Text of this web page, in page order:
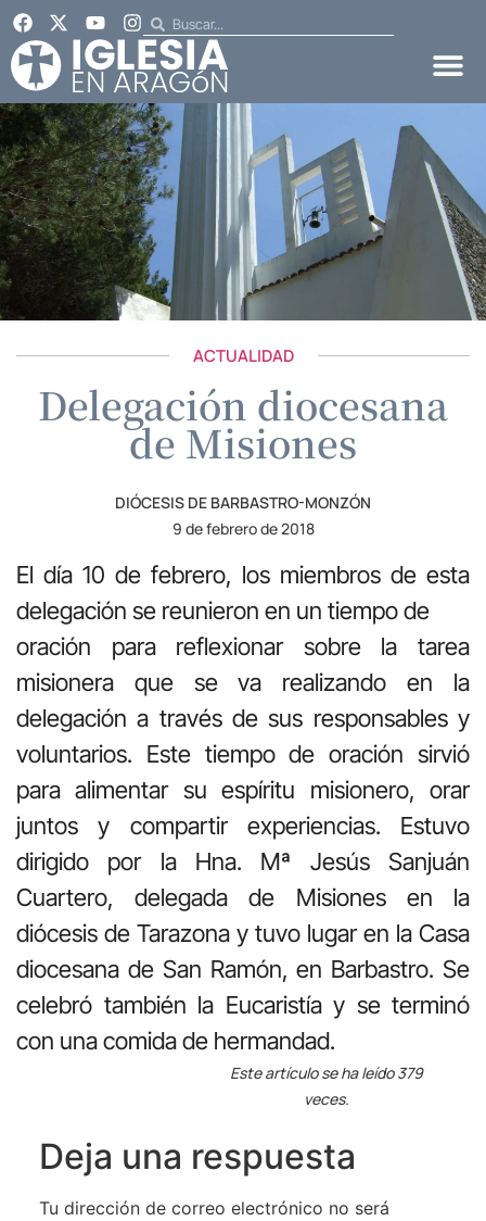
ACTUALIDAD
Delegación diocesana
de Misiones
DIÓCESIS DE BARBASTRO-MONZÓN
9 de febrero de 2018
El día 10 de febrero, los miembros de esta
delegación se reunieron en un tiempo de
oración para reflexionar sobre la tarea
misionera que se va realizando en la
delegación a través de sus responsables y
voluntarios. Este tiempo de oración sirvió
para alimentar su espíritu misionero, orar
juntos y compartir experiencias. Estuvo
dirigido por la Hna. Mª Jesús Sanjuán
Cuartero, delegada de Misiones en la
diócesis de Tarazona y tuvo lugar en la Casa
diocesana de San Ramón, en Barbastro. Se
celebró también la Eucaristía y se terminó
con una comida de hermandad.
Este artículo se ha leído 379
veces.
Deja una respuesta
Tu dirección de correo electrónico no será